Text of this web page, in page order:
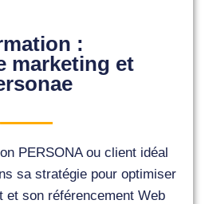
:
marketing et
PERSONA ou client idéal
sa stratégie pour optimiser
et son référencement Web